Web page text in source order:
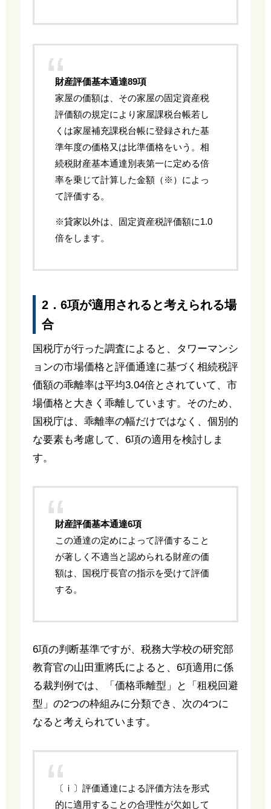
財産評価基本通達89項
家屋の価額は、その家屋の固定資産税
評価額の規定により家屋課税台帳若し
くは家屋補充課税台帳に登録された基
準年度の価格又は比準価格をいう。相
続税財産基本通達別表第一に定める倍
率を乗じて計算した金額（※）によっ
て評価する。
※貸家以外は、固定資産税評価額に1.0
倍をします。
2．6項が適用されると考えられる場
合
国税庁が行った調査によると、タワーマンシ
ョンの市場価格と評価通達に基づく相続税評
価額の乖離率は平均3.04倍とされていて、市
場価格と大きく乖離しています。そのため、
国税庁は、乖離率の幅だけではなく、個別的
な要素も考慮して、6項の適用を検討しま
す。
財産評価基本通達6項
この通達の定めによって評価すること
が著しく不適当と認められる財産の価
額は、国税庁長官の指示を受けて評価
する。
6項の判断基準ですが、税務大学校の研究部
教育官の山田重將氏によると、6項適用に係
る裁判例では、「価格乖離型」と「租税回避
型」の2つの枠組みに分類でき、次の4つに
なると考えられています。
〔ⅰ〕評価通達による評価方法を形式
的に適用することの合理性が欠如して